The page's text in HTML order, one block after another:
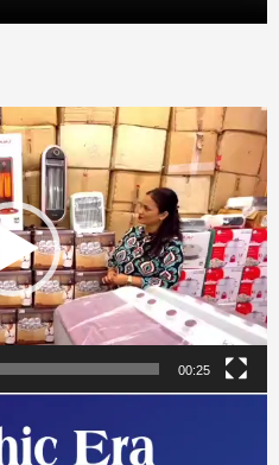
00:25